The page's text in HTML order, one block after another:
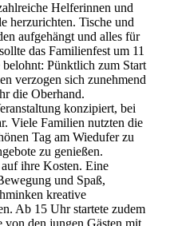
Helferinnen und
herzurichten. Tische und
aufgehängt und alles für
das Familienfest um 11
Pünktlich zum Start
verzogen sich zunehmend
die Oberhand.
konzipiert, bei
Viele Familien nutzten die
Tag am Wiedufer zu
zu genießen.
ihre Kosten. Eine
und Spaß,
kreative
Ab 15 Uhr startete zudem